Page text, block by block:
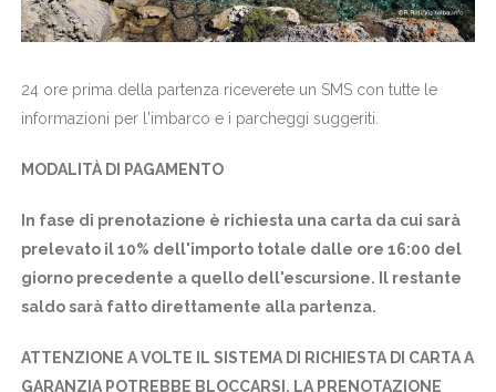
24 ore prima della partenza riceverete un SMS con tutte le
informazioni per l'imbarco e i parcheggi suggeriti.
MODALITÀ DI PAGAMENTO
In fase di prenotazione è richiesta una carta da cui sarà
prelevato il 10% dell'importo totale dalle ore 16:00 del
giorno precedente a quello dell'escursione. Il restante
saldo sarà fatto direttamente alla partenza.
ATTENZIONE A VOLTE IL SISTEMA DI RICHIESTA DI CARTA A
GARANZIA POTREBBE BLOCCARSI. LA PRENOTAZIONE